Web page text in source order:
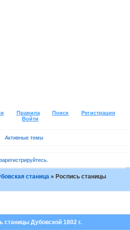
Правила Поиск
Регистрация
Войти
Активные темы
зарегистрируйтесь.
станица »Роспись станицы
станицы Дубовской 1802 г.